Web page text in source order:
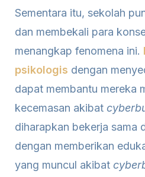
Sementara itu, sekolah
dan membekali para
menangkap fenomena ini.
psikologis dengan
dapat membantu mereka
kecemasan akibat
diharapkan bekerja sama
dengan memberikan
yang muncul akibat